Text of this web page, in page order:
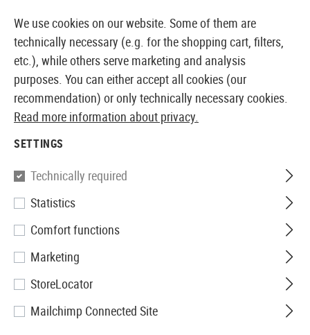
EUROPEAN AIRSOFT SHOP & WHOLESALER
Prometheus
Hard Piston
We use cookies on our website. Some of them are
technically necessary (e.g. for the shopping cart, filters,
etc.), while others serve marketing and analysis
purposes. You can either accept all cookies (our
recommendation) or only technically necessary cookies.
Read more information about privacy.
SETTINGS
Technically required
Statistics
Comfort functions
Marketing
StoreLocator
Mailchimp Connected Site